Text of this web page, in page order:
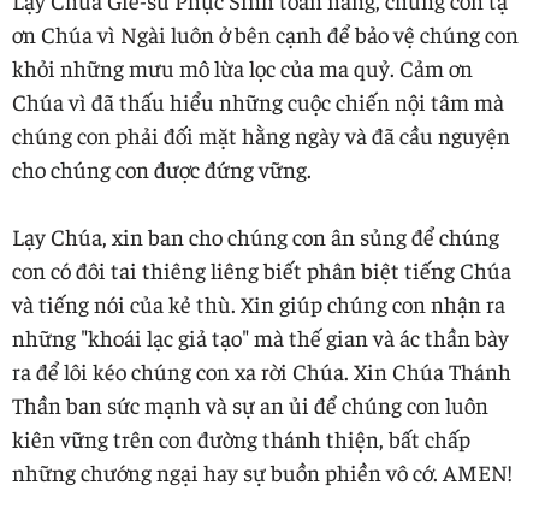
ơn Chúa vì Ngài luôn ở bên cạnh để bảo vệ chúng con
khỏi những mưu mô lừa lọc của ma quỷ. Cảm ơn
Chúa vì đã thấu hiểu những cuộc chiến nội tâm mà
chúng con phải đối mặt hằng ngày và đã cầu nguyện
cho chúng con được đứng vững.
Lạy Chúa, xin ban cho chúng con ân sủng để chúng
con có đôi tai thiêng liêng biết phân biệt tiếng Chúa
và tiếng nói của kẻ thù. Xin giúp chúng con nhận ra
những "khoái lạc giả tạo" mà thế gian và ác thần bày
ra để lôi kéo chúng con xa rời Chúa. Xin Chúa Thánh
Thần ban sức mạnh và sự an ủi để chúng con luôn
kiên vững trên con đường thánh thiện, bất chấp
những chướng ngại hay sự buồn phiền vô cớ. AMEN!